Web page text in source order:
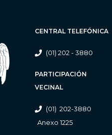
CENTRAL TELEFÓNICA
(01) 202 - 3880
PARTICIPACIÓN
VECINAL
(01) 202-3880
Anexo 1225